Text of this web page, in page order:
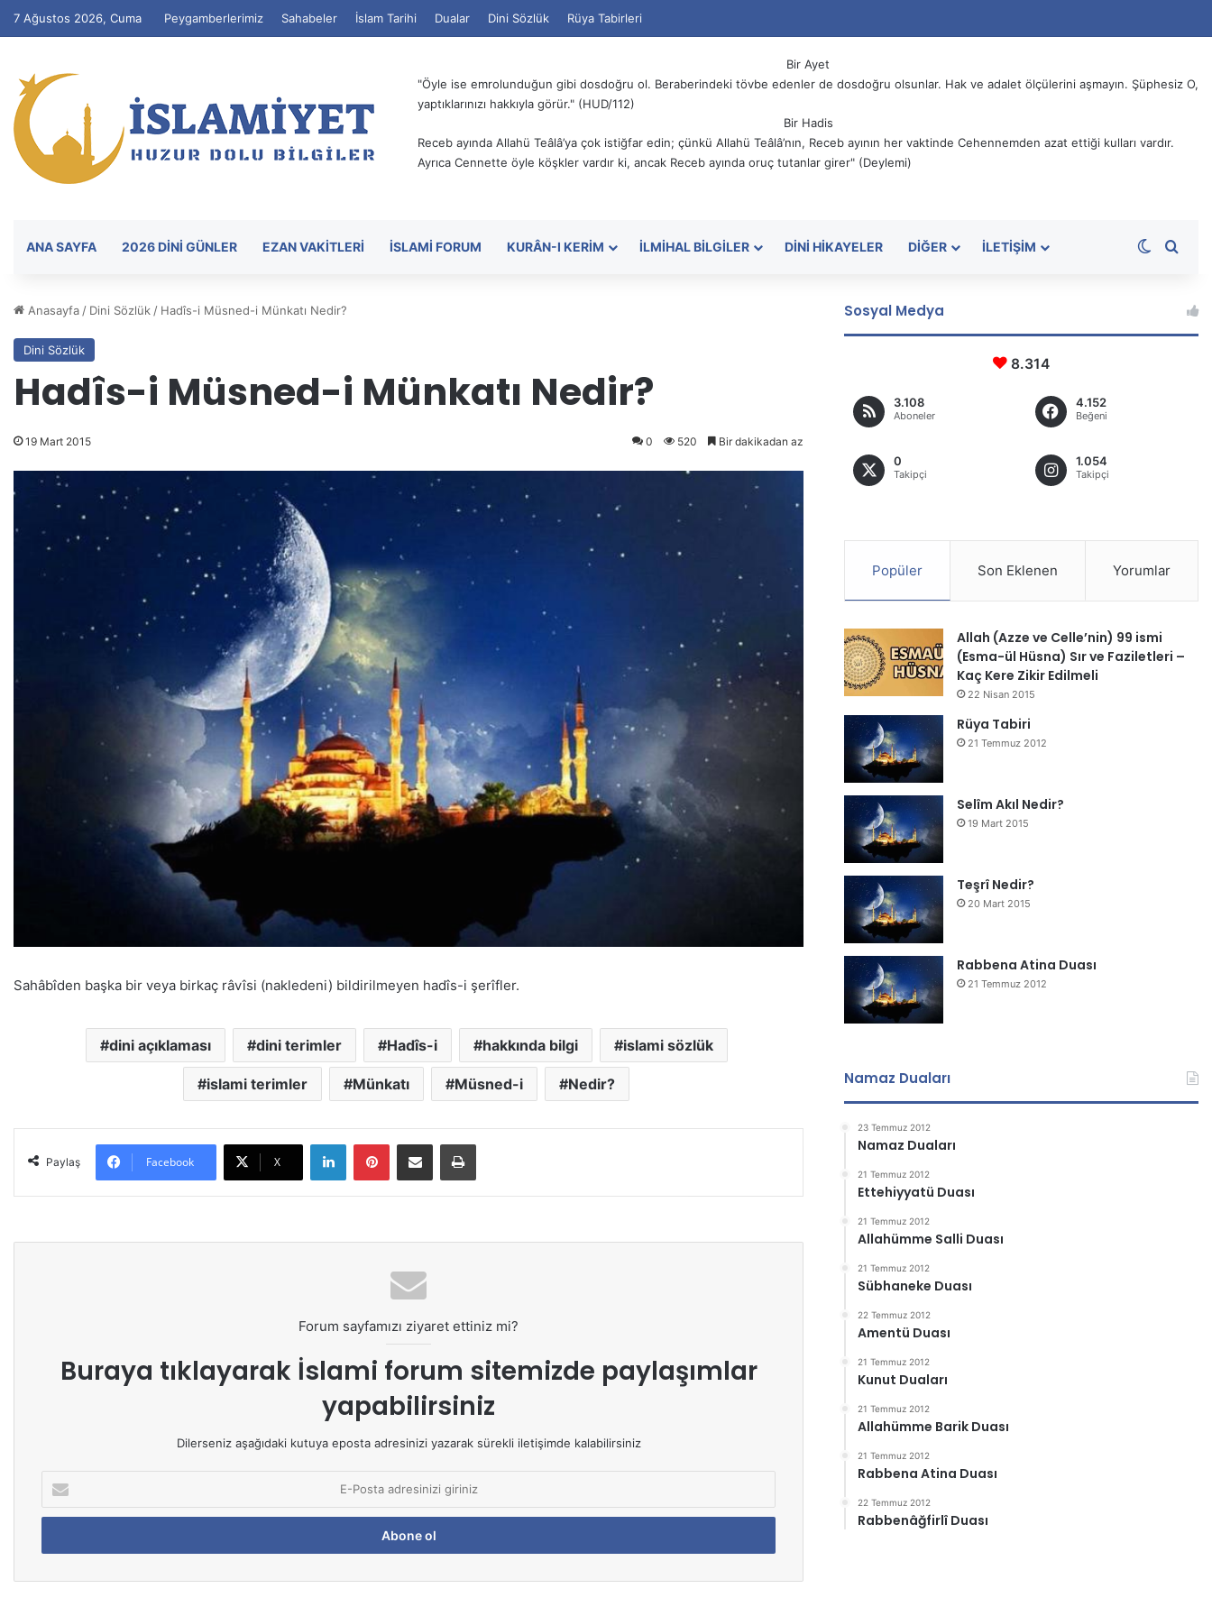
7 Ağustos 2026, Cuma Peygamberlerimiz Sahabeler İslam Tarihi Dualar Dini Sözlük Rüya Tabirleri
Bir Ayet
"Öyle ise emrolunduğun gibi dosdoğru ol. Beraberindeki tövbe edenler de dosdoğru olsunlar. Hak ve adalet ölçülerini aşmayın. Şüphesiz O,
yaptıklarınızı hakkıyla görür." (HUD/112)
Bir Hadis
Receb ayında Allahü Teâlâ’ya çok istiğfar edin; çünkü Allahü Teâlâ’nın, Receb ayının her vaktinde Cehennemden azat ettiği kulları vardır.
Ayrıca Cennette öyle köşkler vardır ki, ancak Receb ayında oruç tutanlar girer" (Deylemi)
ANA SAYFA 2026 DİNİ GÜNLER EZAN VAKITLERI İSLAMI FORUM KURÂN-I KERIM İLMIHAL BILGILER DINI HIKAYELER DIĞER İLETIŞIM Dış
Anasayfa / Dini Sözlük / Hadîs-i Müsned-i Münkatı Nedir?
Dini Sözlük
Hadîs-i Müsned-i Münkatı Nedir?
19 Mart 2015 0 520 Bir dakikadan az
Sahâbîden başka bir veya birkaç râvîsi (nakledeni) bildirilmeyen hadîs-i şerîfler.
dini açıklaması dini terimler Hadîs-i hakkında bilgi islami sözlük
islami terimler Münkatı Müsned-i Nedir?
Paylaş Facebook X
Forum sayfamızı ziyaret ettiniz mi?
Buraya tıklayarak İslami forum sitemizde paylaşımlar
yapabilirsiniz
Dilerseniz aşağıdaki kutuya eposta adresinizi yazarak sürekli iletişimde kalabilirsiniz
P
s
Sosyal Medya
8.314
3.108
Aboneler
4.152
Beğeni
0
Takipçi
1.054
Takipçi
Popüler Son Eklenen Yorumlar
Allah (Azze ve Celle’nin) 99 ismi
(Esma-ül Hüsna) Sır ve Faziletleri –
Kaç Kere Zikir Edilmeli
22 Nisan 2015
Rüya Tabiri
21 Temmuz 2012
Selîm Akıl Nedir?
19 Mart 2015
Teşrî Nedir?
20 Mart 2015
Rabbena Atina Duası
21 Temmuz 2012
Namaz Duaları
23 Temmuz 2012
Namaz Duaları
21 Temmuz 2012
Ettehiyyatü Duası
21 Temmuz 2012
Allahümme Salli Duası
21 Temmuz 2012
Sübhaneke Duası
22 Temmuz 2012
Amentü Duası
21 Temmuz 2012
Kunut Duaları
21 Temmuz 2012
Allahümme Barik Duası
21 Temmuz 2012
Rabbena Atina Duası
22 Temmuz 2012
Rabbenâğfirlî Duası